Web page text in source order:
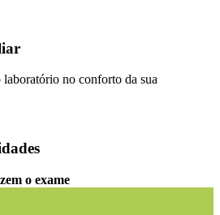
no conforto da sua
o exame